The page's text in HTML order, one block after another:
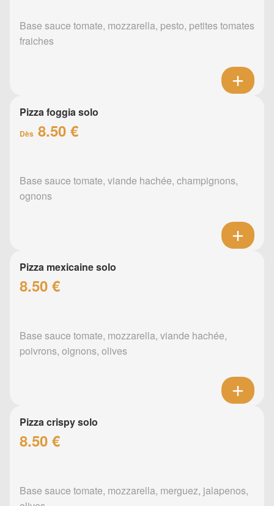
Base sauce tomate, mozzarella, pesto, petites tomates
fraiches
Pizza foggia solo
Dès 8.50 €
Base sauce tomate, viande hachée, champignons,
ognons
Pizza mexicaine solo
8.50 €
Base sauce tomate, mozzarella, viande hachée,
poivrons, oignons, olives
Pizza crispy solo
8.50 €
Base sauce tomate, mozzarella, merguez, jalapenos,